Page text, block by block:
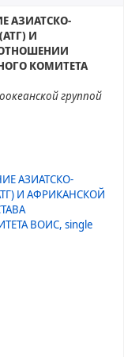
АЗИАТСКО-
И
КОМИТЕТА
группой